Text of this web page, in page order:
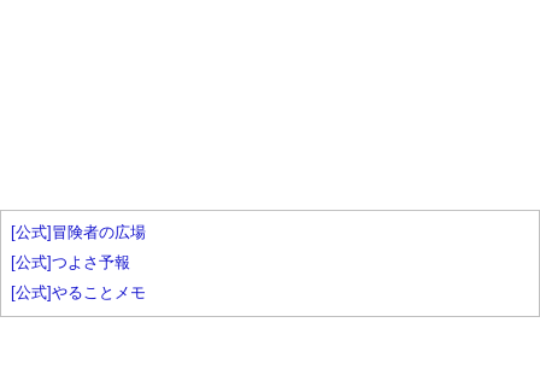
[公式]冒険者の広場
[公式]つよさ予報
[公式]やることメモ